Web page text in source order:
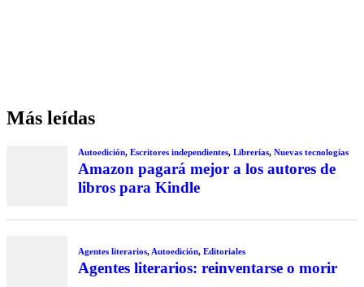
Más leídas
Autoedición, Escritores independientes, Librerías, Nuevas tecnologías
Amazon pagará mejor a los autores de
libros para Kindle
Agentes literarios,Autoedición, Editoriales
Agentes literarios: reinventarse o morir